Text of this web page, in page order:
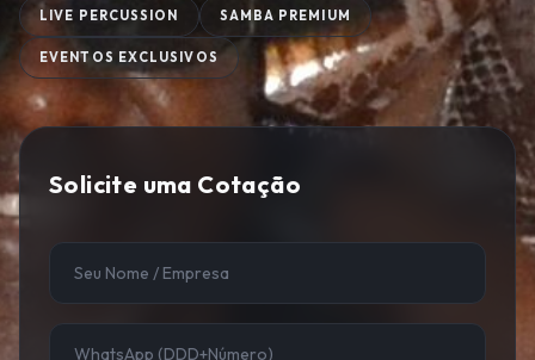
LIVE PERCUSSION SAMBA PREMIUM
EVENTOS EXCLUSIVOS
Solicite uma Cotação